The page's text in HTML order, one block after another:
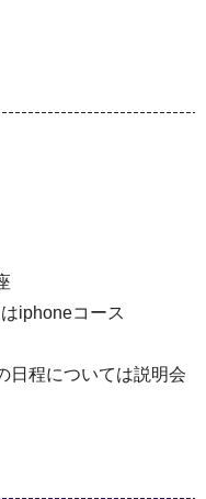
iphoneコース
程については説明会